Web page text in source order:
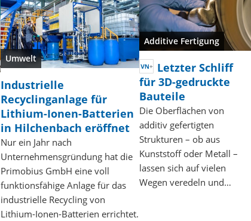
Umwelt
Industrielle
Recyclinganlage für
Lithium-Ionen-Batterien
in Hilchenbach eröffnet
Nur ein Jahr nach
Unternehmensgründung hat die
Primobius GmbH eine voll
funktionsfähige Anlage für das
industrielle Recycling von
Lithium-Ionen-Batterien errichtet.
Additive Fertigung
Letzter Schliff
für 3D-gedruckte
Bauteile
Die Oberflächen von
additiv gefertigten
Strukturen – ob aus
Kunststoff oder Metall –
lassen sich auf vielen
Wegen veredeln und…